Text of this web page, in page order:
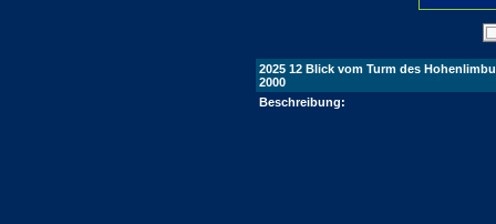
2025 12 Blick vom Turm des
2000
Beschreibung: